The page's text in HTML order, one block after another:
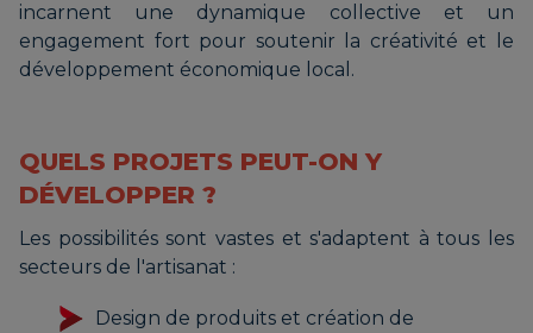
incarnent une dynamique collective et un
engagement fort pour soutenir la créativité et le
développement économique local.
QUELS PROJETS PEUT-ON Y
DÉVELOPPER ?
Les possibilités sont vastes et s'adaptent à tous les
secteurs de l'artisanat :
Design de produits et création de